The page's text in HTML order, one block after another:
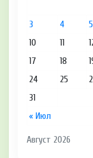
Август 2026
« Июл
3
4 5
10
11
17
18
24
25
31